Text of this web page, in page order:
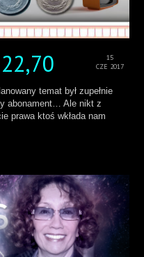
15
CZE 2017
temat był zupełnie
abonament… Ale nikt z
prawa ktoś wkłada nam